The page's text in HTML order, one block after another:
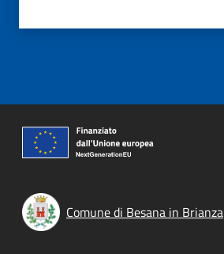
Comune di Besana in Brianza